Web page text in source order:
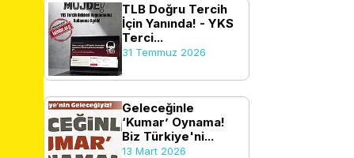
TLB Doğru Tercih
İçin Yanında! - YKS
Terci...
31 Temmuz 2026
Geleceğinle
‘Kumar’ Oynama!
Biz Türkiye'ni...
13 Mart 2026